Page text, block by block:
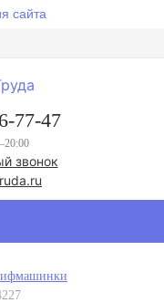
сайта
77-47
звонок